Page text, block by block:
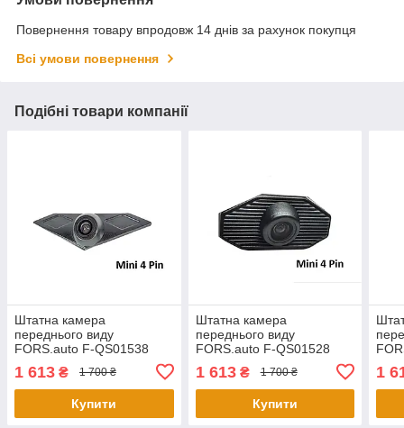
Повернення товару впродовж 14 днів за рахунок покупця
Всі умови повернення
Подібні товари компанії
Штатна камера
переднього виду
FORS.auto F-QS01538
(CVBS/AHD-Mini 4 Pin)
2016
1 613 ₴ 1 700 ₴
Купити
Штатна камера
переднього виду
FORS.auto F-QS01528
(CVBS/AHD-Mini 4 Pin)
2015-2016
1 613₴ 1 700 ₴
Купити
1